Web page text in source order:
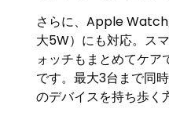
さらに、Apple
大5W）にも対応。ス
ォッチもまとめてケア
です。最大3台まで同
のデバイスを持ち歩く